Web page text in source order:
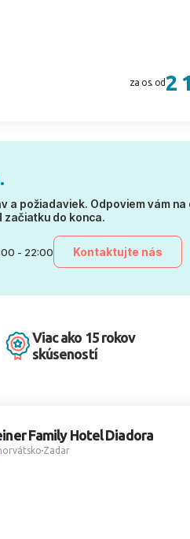
za os. od2
a požiadaviek. Odpoviem vám
začiatku do konca.
- 22:00 Kontaktujte nás
Viac ako 15 rokov
skúseností
Family Hotel Diadora
Zadar